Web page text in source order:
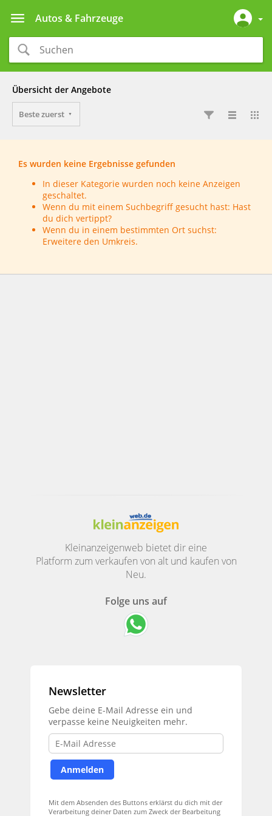
Autos & Fahrzeuge
Übersicht der Angebote
Beste zuerst
Es wurden keine Ergebnisse gefunden
In dieser Kategorie wurden noch keine Anzeigen
geschaltet.
Wenn du mit einem Suchbegriff gesucht hast: Hast
du dich vertippt?
Wenn du in einem bestimmten Ort suchst:
Erweitere den Umkreis.
Kleinanzeigenweb bietet dir eine
Platform zum verkaufen von alt und kaufen von
Neu.
Folge uns auf
Newsletter
Gebe deine E-Mail Adresse ein und
verpasse keine Neuigkeiten mehr.
Mit dem Absenden des Buttons erklärst du dich mit der
Verarbeitung deiner Daten zum Zweck der Bearbeitung